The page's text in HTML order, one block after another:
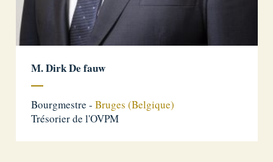
M. Dirk De fauw
Bourgmestre - Bruges (Belgique)
Trésorier de l'OVPM